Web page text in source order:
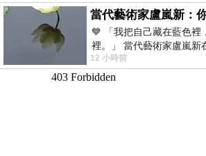
💙 「我把自己藏在藍色裡
裡。」 當代藝術家盧嵐新
抽象韻味的新作中，用湛
12 小時前